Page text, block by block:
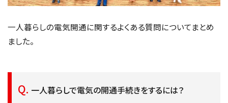
一人暮らしの電気開通に関するよくある質問についてまとめ
ました。
一人暮らしで電気の開通手続きをするには？